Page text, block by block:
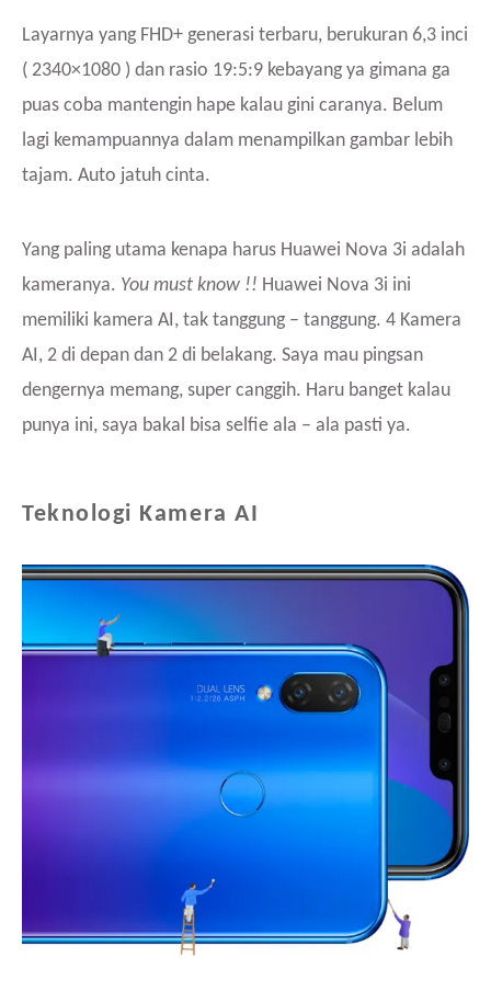
Layarnya yang FHD+ generasi terbaru, berukuran 6,3 inci
( 2340×1080 ) dan rasio 19:5:9 kebayang ya gimana ga
puas coba mantengin hape kalau gini caranya. Belum
lagi kemampuannya dalam menampilkan gambar lebih
tajam. Auto jatuh cinta.
Yang paling utama kenapa harus Huawei Nova 3i adalah
kameranya. You must know !! Huawei Nova 3i ini
memiliki kamera AI, tak tanggung – tanggung. 4 Kamera
AI, 2 di depan dan 2 di belakang. Saya mau pingsan
dengernya memang, super canggih. Haru banget kalau
punya ini, saya bakal bisa selfie ala – ala pasti ya.
Teknologi Kamera AI